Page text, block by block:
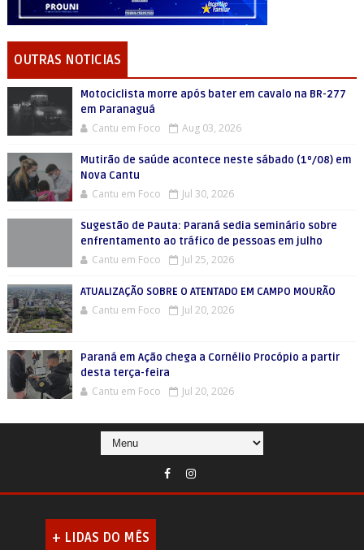
OUTRAS NOTICIAS
Motociclista morre após bater em cavalo na BR-277
em Paranaguá
Cantu em Foco Aug 03, 2026
Mutirão de saúde acontece neste sábado (1º/08) em
Nova Cantu
Cantu em Foco Jul 30, 2026
Sugestão de Pauta: Paraná sedia seminário sobre
enfrentamento ao tráfico de pessoas em julho
Cantu em Foco Jul 25, 2026
ATUALIZAÇÃO SOBRE O ATENTADO EM CAMPO MOURÃO
Cantu em Foco Jul 20, 2026
Paraná em Ação chega a Cornélio Procópio a partir
desta terça-feira
Cantu em Foco Jul 20, 2026
+ LIDAS DO MÊS